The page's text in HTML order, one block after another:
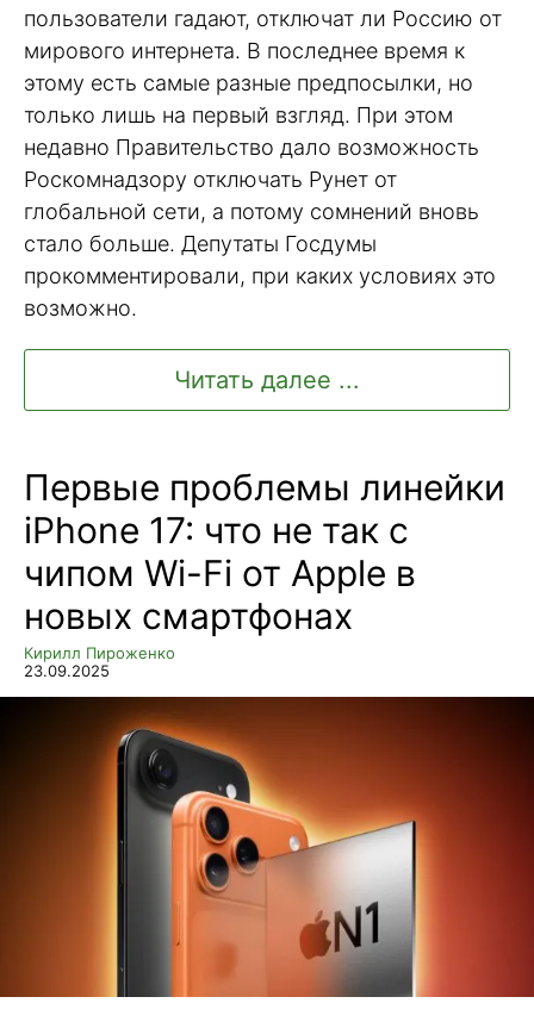
пользователи гадают, отключат ли Россию от
мирового интернета. В последнее время к
этому есть самые разные предпосылки, но
только лишь на первый взгляд. При этом
недавно Правительство дало возможность
Роскомнадзору отключать Рунет от
глобальной сети, а потому сомнений вновь
стало больше. Депутаты Госдумы
прокомментировали, при каких условиях это
возможно.
Читать далее ...
Первые проблемы линейки
iPhone 17: что не так с
чипом Wi-Fi от Apple в
новых смартфонах
Кирилл Пироженко
23.09.2025